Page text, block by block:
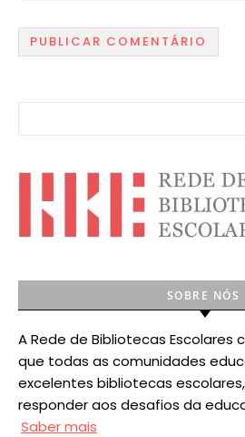
SOBRE NÓS
A Rede de Bibliotecas Escolares
que todas as comunidades
excelentes bibliotecas
responder aos desafios da
Saber mais